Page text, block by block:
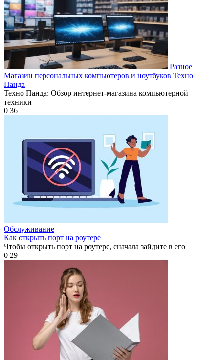
Разное
Магазин персональных компьютеров и ноутбуков Техно
Панда
Техно Панда: Обзор интернет-магазина компьютерной
техники
0 36
Обслуживание
Как открыть порт на роутере
Чтобы открыть порт на роутере, сначала зайдите в его
0 29